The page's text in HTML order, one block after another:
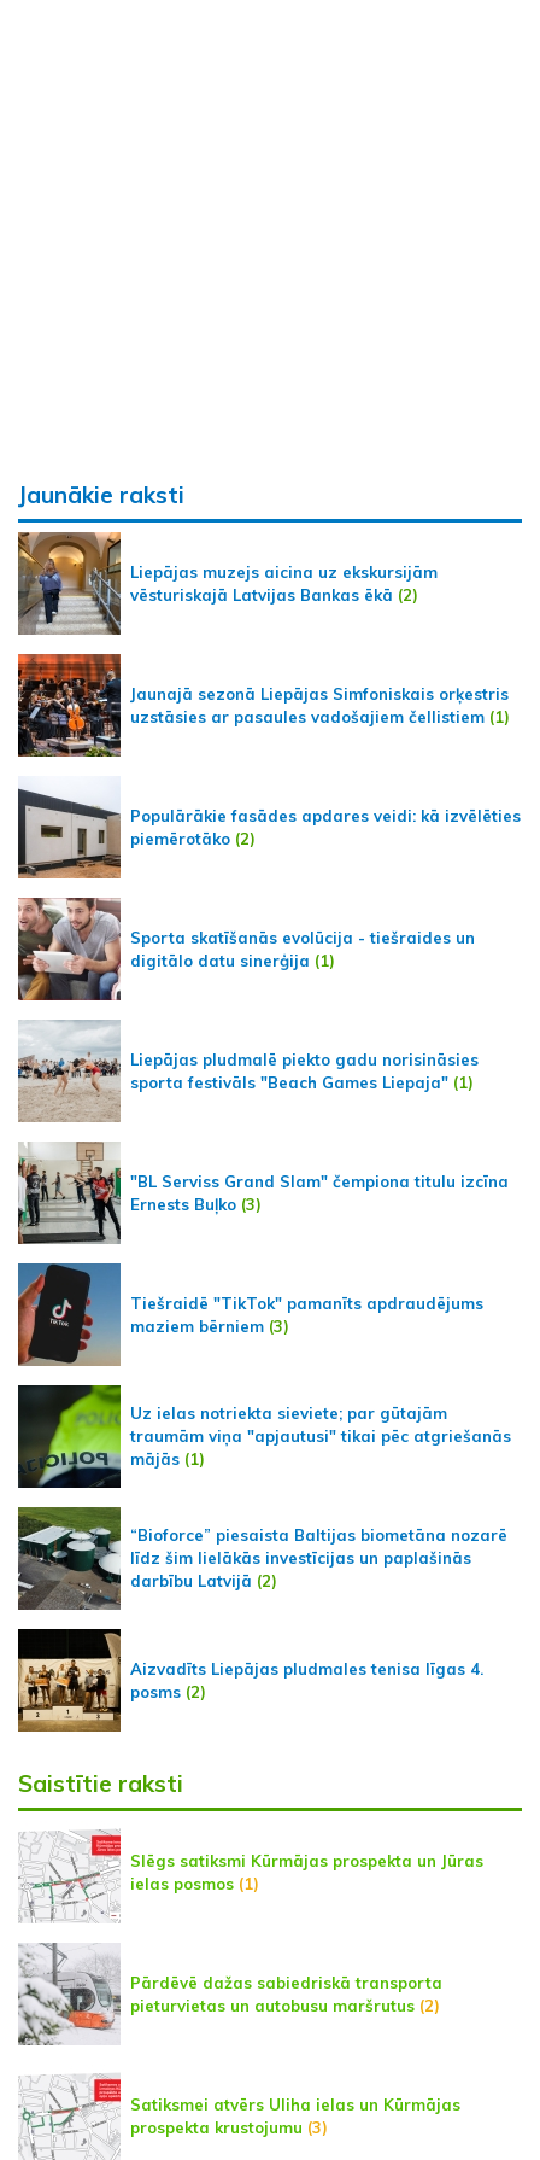
Jaunākie raksti
Liepājas muzejs aicina uz ekskursijām
vēsturiskajā Latvijas Bankas ēkā (2)
Jaunajā sezonā Liepājas Simfoniskais orķestris
uzstāsies ar pasaules vadošajiem čellistiem (1)
Populārākie fasādes apdares veidi: kā izvēlēties
piemērotāko (2)
Sporta skatīšanās evolūcija - tiešraides un
digitālo datu sinerģija (1)
Liepājas pludmalē piekto gadu norisināsies
sporta festivāls "Beach Games Liepaja" (1)
"BL Serviss Grand Slam" čempiona titulu izcīna
Ernests Buļko (3)
Tiešraidē "TikTok" pamanīts apdraudējums
maziem bērniem (3)
Uz ielas notriekta sieviete; par gūtajām
traumām viņa "apjautusi" tikai pēc atgriešanās
mājās (1)
“Bioforce” piesaista Baltijas biometāna nozarē
līdz šim lielākās investīcijas un paplašinās
darbību Latvijā (2)
Aizvadīts Liepājas pludmales tenisa līgas 4.
posms (2)
Saistītie raksti
Slēgs satiksmi Kūrmājas prospekta un Jūras
ielas posmos (1)
Pārdēvē dažas sabiedriskā transporta
pieturvietas un autobusu maršrutus (2)
Satiksmei atvērs Uliha ielas un Kūrmājas
prospekta krustojumu (3)